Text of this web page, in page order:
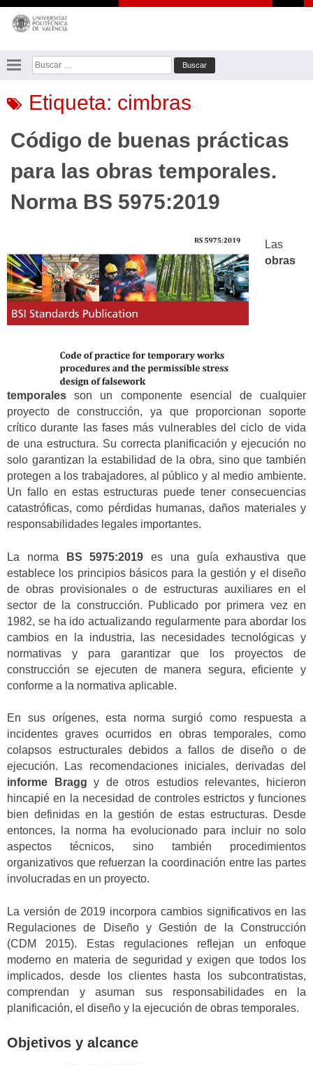
Saltar
contenido
Buscar:
Etiqueta: cimbras
Código de buenas prácticas
para las obras temporales.
Norma BS 5975:2019
Las
obras
temporales son un componente esencial de cualquier
proyecto de construcción, ya que proporcionan soporte
crítico durante las fases más vulnerables del ciclo de vida
de una estructura. Su correcta planificación y ejecución no
solo garantizan la estabilidad de la obra, sino que también
protegen a los trabajadores, al público y al medio ambiente.
Un fallo en estas estructuras puede tener consecuencias
catastróficas, como pérdidas humanas, daños materiales y
responsabilidades legales importantes.
La norma BS 5975:2019 es una guía exhaustiva que
establece los principios básicos para la gestión y el diseño
de obras provisionales o de estructuras auxiliares en el
sector de la construcción. Publicado por primera vez en
1982, se ha ido actualizando regularmente para abordar los
cambios en la industria, las necesidades tecnológicas y
normativas y para garantizar que los proyectos de
construcción se ejecuten de manera segura, eficiente y
conforme a la normativa aplicable.
En sus orígenes, esta norma surgió como respuesta a
incidentes graves ocurridos en obras temporales, como
colapsos estructurales debidos a fallos de diseño o de
ejecución. Las recomendaciones iniciales, derivadas del
informe Bragg y de otros estudios relevantes, hicieron
hincapié en la necesidad de controles estrictos y funciones
bien definidas en la gestión de estas estructuras. Desde
entonces, la norma ha evolucionado para incluir no solo
aspectos técnicos, sino también procedimientos
organizativos que refuerzan la coordinación entre las partes
involucradas en un proyecto.
La versión de 2019 incorpora cambios significativos en las
Regulaciones de Diseño y Gestión de la Construcción
(CDM 2015). Estas regulaciones reflejan un enfoque
moderno en materia de seguridad y exigen que todos los
implicados, desde los clientes hasta los subcontratistas,
comprendan y asuman sus responsabilidades en la
planificación, el diseño y la ejecución de obras temporales.
Objetivos y alcance